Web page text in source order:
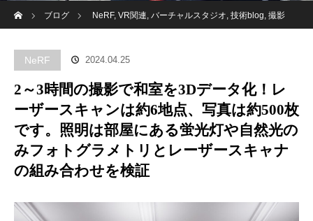
ブログ
NeRF, VR関連, バーチャルスタジオ, 技術blog, 撮影
真は約500枚です。照明は部屋にある蛍光灯や自然光のみフォトグラメトリ
とレーザースキャナの組み合わせを検証
NeRF 2024.04.25
2～3時間の撮影で和室を3Dデータ化！レ
ーザースキャンは約6地点、写真は約500枚
です。照明は部屋にある蛍光灯や自然光の
みフォトグラメトリとレーザースキャナ
の組み合わせを検証